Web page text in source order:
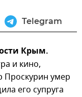
Telegram
Крым.
и кино,
Проскурин умер
его супруга